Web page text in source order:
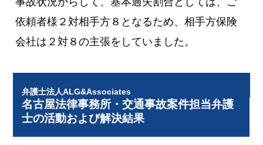
依頼者様２対相手方８となるため、相手方保険
会社は２対８の主張をしていました。
弁護士法人ALG&Associates
名古屋法律事務所・交通事故案件担当弁護
士の活動および解決結果